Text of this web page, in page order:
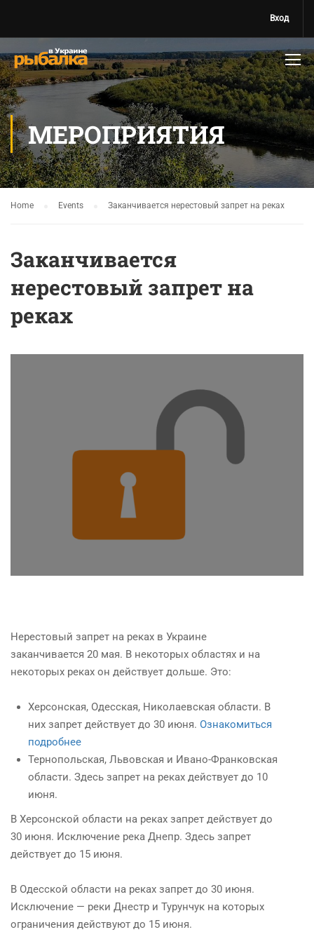
Вход
МЕРОПРИЯТИЯ
Home Events Заканчивается нерестовый запрет на реках
Заканчивается
нерестовый запрет на
реках
Нерестовый запрет на реках в Украине
заканчивается 20 мая. В некоторых областях и на
некоторых реках он действует дольше. Это:
Херсонская, Одесская, Николаевская области. В
них запрет действует до 30 июня. Ознакомиться
подробнее
Тернопольская, Львовская и Ивано-Франковская
области. Здесь запрет на реках действует до 10
июня.
В Херсонской области на реках запрет действует до
30 июня. Исключение река Днепр. Здесь запрет
действует до 15 июня.
В Одесской области на реках запрет до 30 июня.
Исключение — реки Днестр и Турунчук на которых
ограничения действуют до 15 июня.